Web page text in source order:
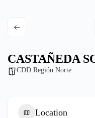
CASTAÑEDA
CDD Región Norte
Location